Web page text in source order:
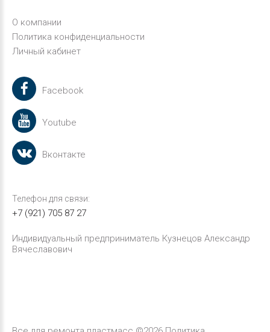
О компании
Политика конфиденциальности
Личный кабинет
Facebook
Youtube
Вконтакте
Телефон для связи:
+7 (921) 705 87 27
Индивидуальный предприниматель Кузнецов Александр
Вячеславович